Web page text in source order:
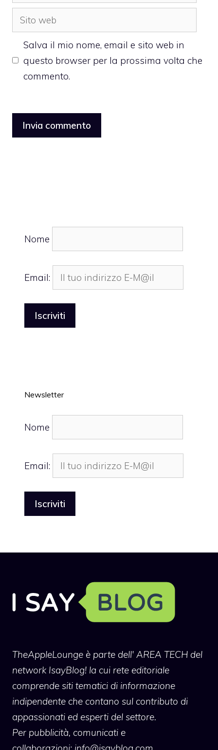
Sito
web
Salva il mio nome, email e sito web in
questo browser per la prossima volta che
commento.
Nome
Email:
Newsletter
Nome
Email:
TheAppleLounge è parte dell' AREA TECH del
network IsayBlog! la cui rete editoriale
comprende siti tematici di informazione
indipendente che contano sul contributo di
appassionati ed esperti del settore.
Per pubblicità, comunicati e